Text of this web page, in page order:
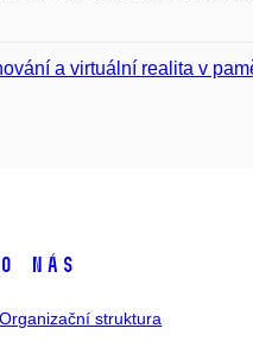
a virtuální realita v
O nás
Organizační struktura